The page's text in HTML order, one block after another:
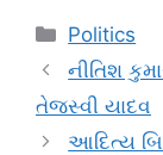
Categories
Politics
નીતિશ
તેજસ્વી યાદવ
આદિત્ય